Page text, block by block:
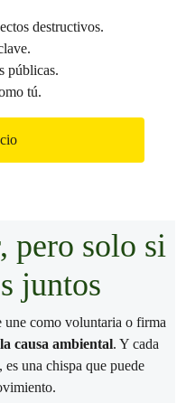
destructivos.
públicas.
tú.
pero solo si
juntos
une como voluntaria o firma
causa ambiental. Y cada
una chispa que puede